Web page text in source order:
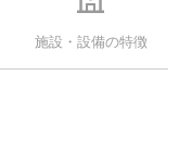
施設・設備の特徴